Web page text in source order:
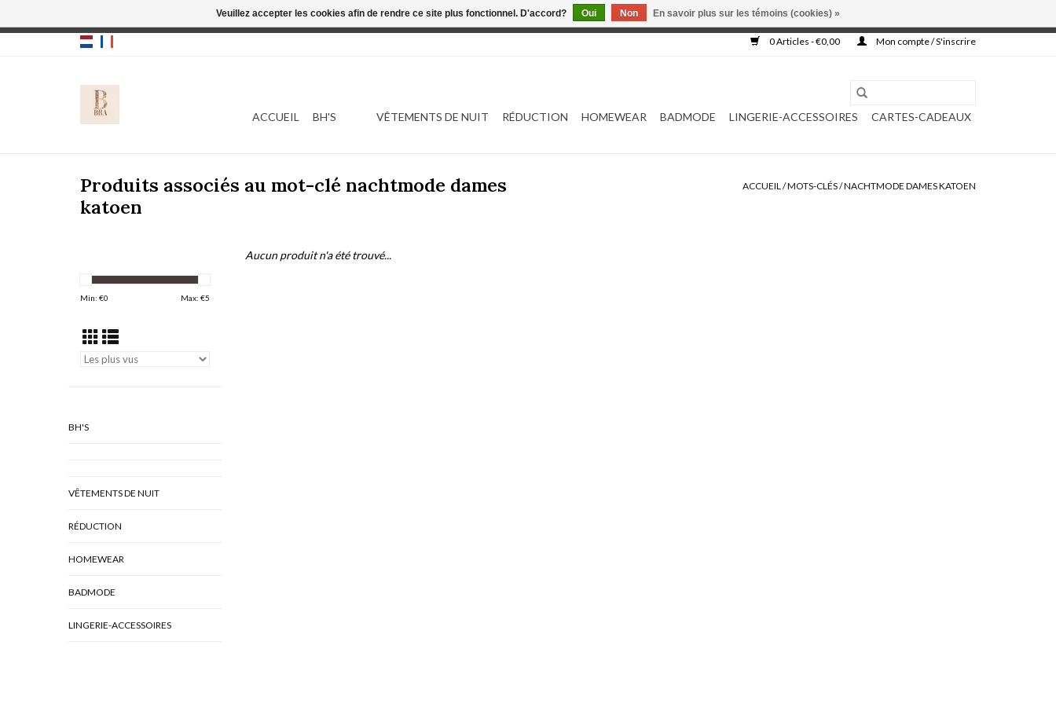
0 Articles - €0,00 Mon compte / S'inscrire
ACCUEIL BH'S VÊTEMENTS DE NUIT RÉDUCTION HOMEWEAR BADMODE LINGERIE-ACCESSOIRES CARTES-CADEAUX
Produits associés au mot-clé nachtmode dames
katoen
ACCUEIL/MOTS-CLÉS/NACHTMODE DAMES KATOEN
Min: €0 Max: €5
BH'S
VÊTEMENTS DE NUIT
RÉDUCTION
HOMEWEAR
BADMODE
LINGERIE-ACCESSOIRES
Aucun produit n'a été trouvé...
Veuillez accepter les cookies afin de rendre ce site plus fonctionnel. D'accord? Oui Non En savoir plus sur les témoins (cookies) »
Cette boutique est en construction. Toute commande passée ne sera ni traitée, ni complétée.